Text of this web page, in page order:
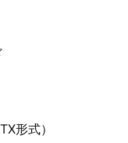
形式）